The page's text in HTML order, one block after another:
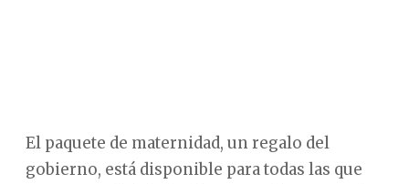
El paquete de maternidad, un regalo del
gobierno, está disponible para todas las que